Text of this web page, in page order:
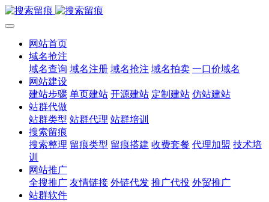
网站首页
域名抢注
域名查询 域名注册 域名抢注 域名拍卖 一口价域名
网站建设
建站步骤 单页建站 开源建站 定制建站 仿站建站
站群代做
站群类型 站群代理 站群培训
搜索留痕
搜索整理 留痕类型 留痕搭建 收费套餐 代理加盟 技术培
训
网站推广
全搜推广 友情链接 外链代发 推广代投 外贸推广
站群软件